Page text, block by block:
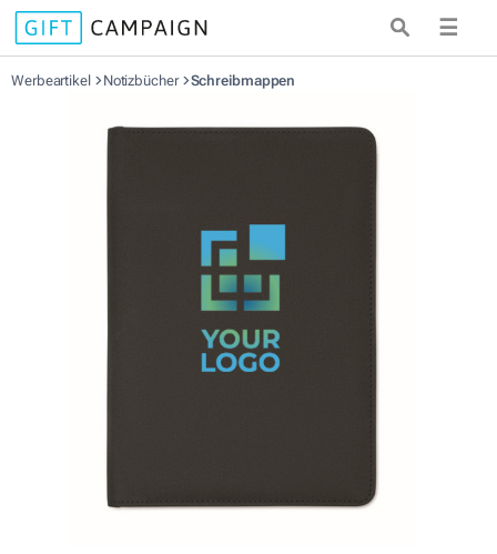
☰
Werbeartikel Notizbücher Schreibmappen